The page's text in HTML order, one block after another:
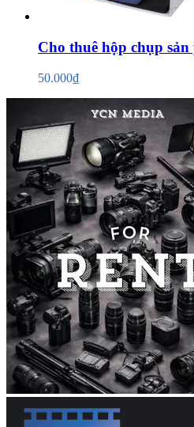
Cho thuê hộp chụp
50.000₫